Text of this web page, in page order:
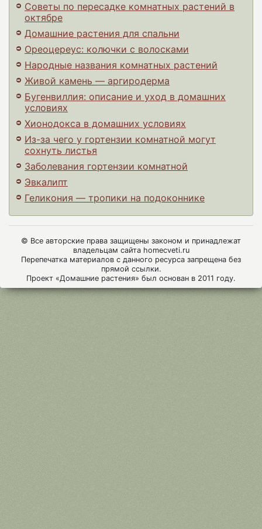
Советы по пересадке комнатных растений в
октябре
Домашние растения для спальни
Ореоцереус: колючки с волосками
Народные названия комнатных растений
Живой камень — аргиродерма
Бугенвиллия: описание и уход в домашних
условиях
Хионодокса в домашних условиях
Из-за чего у гортензии комнатной могут
сохнуть листья
Заболевания гортензии комнатной
Эвкалипт
Геликония — тропики на подоконнике
© Все авторские права защищены законом и принадлежат
владельцам сайта homecveti.ru
Перепечатка материалов с данного ресурса запрещена без
прямой ссылки.
Проект «Домашние растения» был основан в 2011 году.